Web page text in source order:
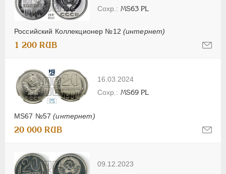
Российский Коллекционер №12 (интернет)
MS63 PL
1 200 RUB
16.03.2024
MS67 №57(интернет)
MS69 PL
20 000 RUB
09.12.2023